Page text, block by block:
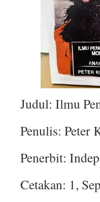
Judul: Ilmu
Penulis: Peter
Penerbit:
Cetakan: 1,